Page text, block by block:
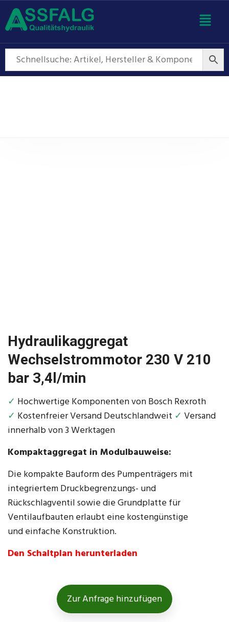
Hydraulikaggregat
Wechselstrommotor 230 V 210
bar 3,4l/min
✓ Hochwertige Komponenten von Bosch Rexroth
✓ Kostenfreier Versand Deutschlandweit ✓ Versand
innerhalb von 3 Werktagen
Kompaktaggregat in Modulbauweise:
Die kompakte Bauform des Pumpenträgers mit
integriertem Druckbegrenzungs- und
Rückschlagventil sowie die Grundplatte für
Ventilaufbauten erlaubt eine kostengünstige
und einfache Konstruktion.
Den Schaltplan herunterladen
Zur Anfrage hinzufügen